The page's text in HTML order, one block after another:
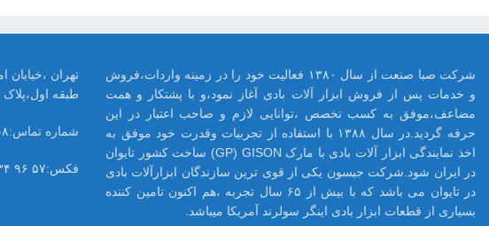
طبقه اول،پلاک ۶
شماره تماس:۸-۶۶۳۴۹۶۵۶ ( ۰۲۱)
فکس:۵۷ ۹۶ ۳۴ ۶۶ (۰۲۱)
شرکت صبا صنعت از سال ۱۳۸۰ فعالیت خود را در زمینه واردات،فروش
و خدمات پس از فروش ابزار آلات بادی آغاز نمود،و با پشتکار و همت
مضاعف،موفق به کسب تخصص ،توانایی لازم و صاحب اعتبار در این
حرفه گردید.در سال ۱۳۸۸ با استفاده از تجربیات وقدرت خود موفق به
اخذ نمایندگی ابزار آلات بادی با مارک GP) GISON) ساخت کشور تایوان
در ایران شود.شرکت جیسون یکی از قوی ترین سازندگان ابزارآلات بادی
در تایوان می باشد که با بیش از ۶۵ سال تجربه ،هم اکنون تامین کننده
بسیاری از قطعات ابزار بادی اینگر سولرند آمریکا میباشد.